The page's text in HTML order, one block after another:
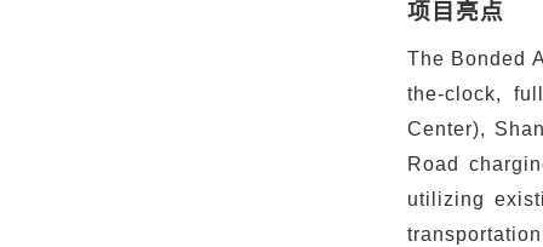
项目亮点
The Bonded
the-clock,
Center),
Road
utilizing